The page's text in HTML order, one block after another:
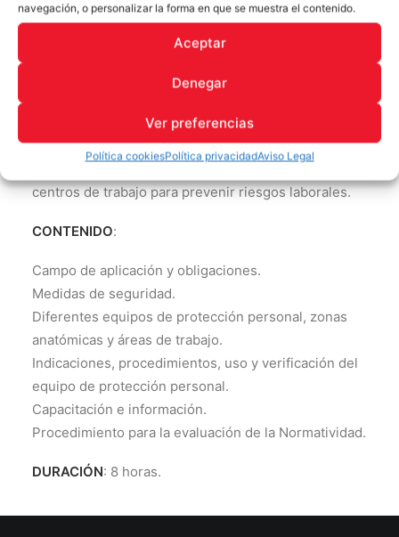
navegación, o personalizar la forma en que se muestra el contenido.
Aceptar
Denegar
Ver preferencias
Política cookiesPolítica privacidadAviso Legal
DESCRIPCIÓN
: Desarrollar las capacidades y habilidades
laborales relacionadas con la selección, uso y
manejo de equipo de protección personal en los
centros de trabajo para prevenir riesgos laborales.
CONTENIDO:
Campo de aplicación y obligaciones.
Medidas de seguridad.
Diferentes equipos de protección personal, zonas
anatómicas y áreas de trabajo.
Indicaciones, procedimientos, uso y verificación del
equipo de protección personal.
Capacitación e información.
Procedimiento para la evaluación de la Normatividad.
DURACIÓN: 8 horas.